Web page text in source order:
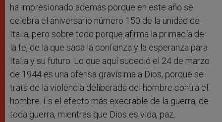
ha impresionado además porque en este año se
celebra el aniversario número 150 de la unidad de
Italia, pero sobre todo porque afirma la primacía de
la fe, de la que saca la confianza y la esperanza para
Italia y su futuro. Lo que aquí sucedió el 24 de marzo
de 1944 es una ofensa gravísima a Dios, porque se
trata de la violencia deliberada del hombre contra el
hombre. Es el efecto más execrable de la guerra, de
toda guerra, mientras que Dios es vida, paz,